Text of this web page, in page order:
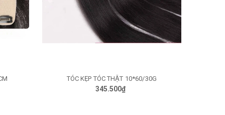
GIỎ HÀNG
TÓC KẸP TÓC THẬT 10*60/30G
345.500₫